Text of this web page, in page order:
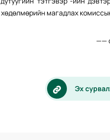
магадлах
——
Эх